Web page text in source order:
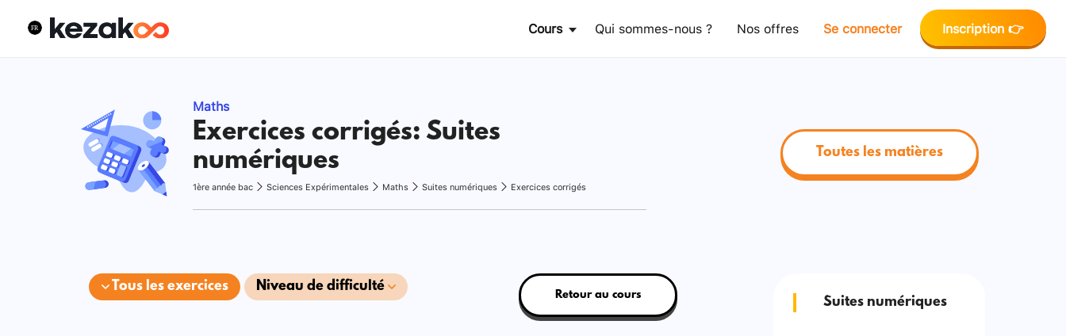
Cours Qui sommes-nous ? Nos offres Se connecter Inscription 👉
Maths
Exercices corrigés: Suites
numériques
1ère année bac Sciences Expérimentales Maths Suites numériques Exercices corrigés
Toutes les matières
Tous les exercices Niveau de difficulté
Retour au cours Suites numériques